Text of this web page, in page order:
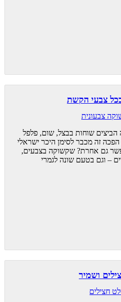
צבעי הקשת
שוחות בבצל, שום, פלפל
זה מכבר לסימן היכר ישראלי
גם אחרת? שקשוקה בצבעים,
– וגם בטעם שונה לגמרי
ושמיר